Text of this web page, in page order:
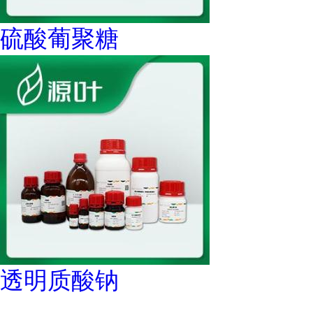
硫酸葡聚糖
透明质酸钠